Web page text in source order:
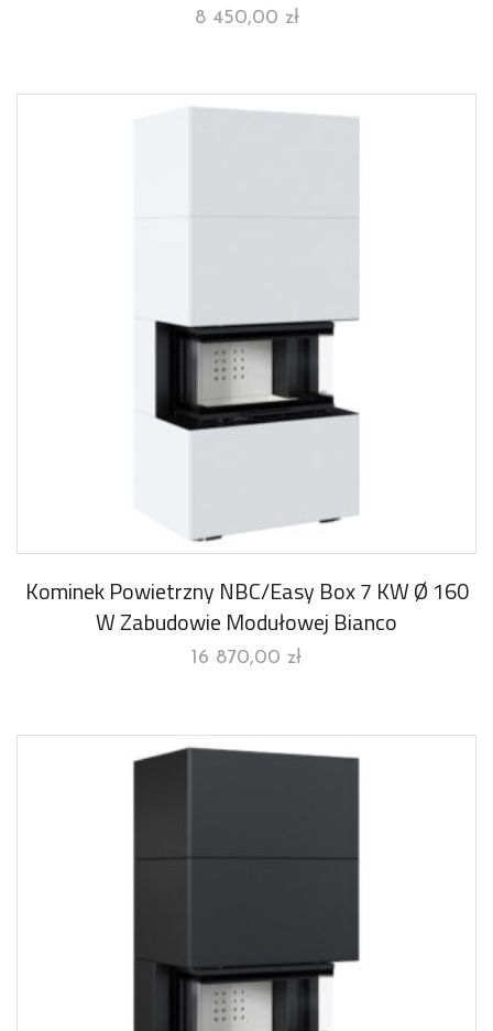
8 450,00 zł
Kominek Powietrzny NBC/Easy Box 7 KW Ø 160
W Zabudowie Modułowej Bianco
16 870,00 zł